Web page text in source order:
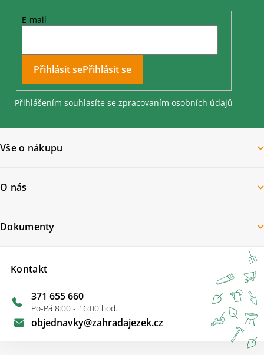
E-mail
Přihlásit se
Přihlášením souhlasíte se zpracovaním osobních údajů
Vše o nákupu
O nás
Kontakt
objednavky@zahradajezek.cz
371 655 660
Po-Pá 8:00 - 16:00 hod.
Dokumenty